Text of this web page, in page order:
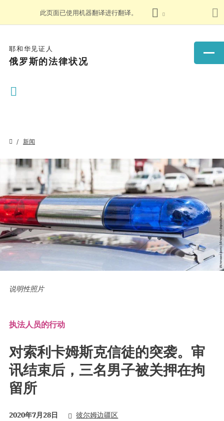
此页面已使用机器翻译进行翻译。
耶和华见证人
俄罗斯的法律状况
新闻
说明性照片
执法人员的行动
对索利卡姆斯克信徒的突袭。审
讯结束后，三名男子被关押在拘
留所
2020年7月28日 彼尔姆边疆区